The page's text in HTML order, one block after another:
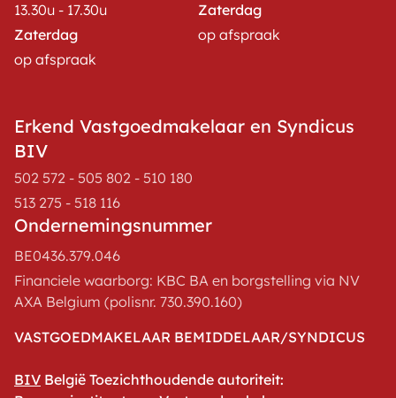
13.30u - 17.30u
Zaterdag
op afspraak
Zaterdag
op afspraak
Erkend Vastgoedmakelaar en Syndicus
BIV
502 572 - 505 802 - 510 180
513 275 - 518 116
Ondernemingsnummer
BE0436.379.046
Financiele waarborg: KBC BA en borgstelling via NV
AXA Belgium (polisnr. 730.390.160)
VASTGOEDMAKELAAR BEMIDDELAAR/SYNDICUS
BIV België Toezichthoudende autoriteit: